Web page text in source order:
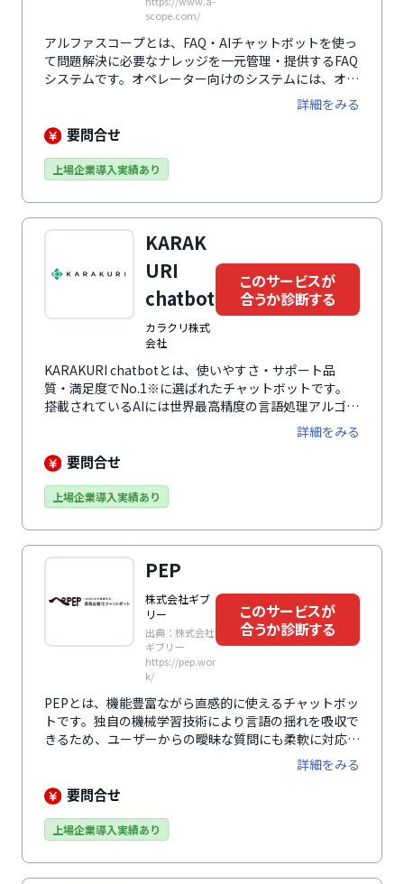
scope.com/
アルファスコープとは、FAQ・AIチャットボットを使っ
て問題解決に必要なナレッジを一元管理・提供するFAQ
システムです。オペレーター向けのシステムには、オペ
レーターがほしい情報に瞬時にアクセスできるよう、コ
ールセンター内だけで参照可能なナレッジフィールドを
搭載。ユーザー側のFAQ画面を共有でき、一画面であら
能が充実。オペレーターの業務効率向上に貢献します。
機能などの使いやすい検索機能やレコメンド機能があ
り、FAQサイトとチャットボットの同時利用が可能で
す。ユーザー自身が疑問を瞬時に自己解決できることで
詳細をみる
要問合せ
上場企業導入実績あり
KARAK
URI
chatbot
カラクリ株式
会社
このサービスが
合うか診断する
KARAKURI chatbotとは、使いやすさ・サポート品
質・満足度でNo.1※に選ばれたチャットボットです。
搭載されているAIには世界最高精度の言語処理アルゴリ
ズムとして注目されているBERTが使われており、ユー
ザーの自然言語による発話に対し、学習を行い、最適な
回答を提示します。一問一答型やシナリオ型などチャッ
中から適切な回答を表示させる機能、シンプル且つ分か
ています。Salesforce Live Agent・FastHelp5・M-
Talkなどの有人チャット、Salesforce・FastHelpなど
のCRMツールとの連携も可能であり、スムーズでシー
ーレポート2022 Winter」チャットボット部門での評価
詳細をみる
要問合せ
上場企業導入実績あり
PEP
株式会社ギブ
リー
出典：株式会社
ギブリー
https://pep.wor
k/
このサービスが
合うか診断する
PEPとは、機能豊富ながら直感的に使えるチャットボッ
トです。独自の機械学習技術により言語の揺れを吸収で
きるため、ユーザーからの曖昧な質問にも柔軟に対応で
きるのが特徴です。単語やQ&A登録は専用画面やCSVで
作成し、さらに学習させることも可能です。AIが対応で
きない問い合わせについては、有人対応専用機能があ
りなどの機能が設けられています。そのほかにも、会話
WORKS・Microsoft Teamsなどの外部サービスとの連
詳細をみる
要問合せ
上場企業導入実績あり